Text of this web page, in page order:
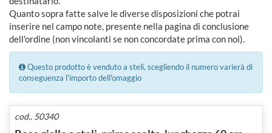
Quanto sopra fatte salve le diverse disposizioni che potrai
inserire nel campo note, presente nella pagina di conclusione
dell'ordine (non vincolanti se non concordate prima con noi).
Questo prodotto è venduto a steli, scegliendo il numero varierà di
conseguenza l'importo dell'omaggio
cod.. 50340